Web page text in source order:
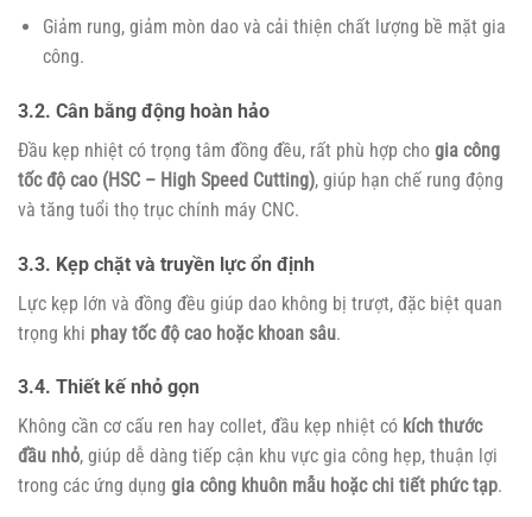
Giảm rung, giảm mòn dao và cải thiện chất lượng bề mặt gia
công.
3.2. Cân bằng động hoàn hảo
Đầu kẹp nhiệt có trọng tâm đồng đều, rất phù hợp cho gia công
tốc độ cao (HSC – High Speed Cutting), giúp hạn chế rung động
và tăng tuổi thọ trục chính máy CNC.
3.3. Kẹp chặt và truyền lực ổn định
Lực kẹp lớn và đồng đều giúp dao không bị trượt, đặc biệt quan
trọng khi phay tốc độ cao hoặc khoan sâu.
3.4. Thiết kế nhỏ gọn
Không cần cơ cấu ren hay collet, đầu kẹp nhiệt có kích thước
đầu nhỏ, giúp dễ dàng tiếp cận khu vực gia công hẹp, thuận lợi
trong các ứng dụng gia công khuôn mẫu hoặc chi tiết phức tạp.